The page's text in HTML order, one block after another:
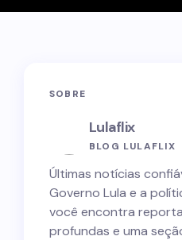
SOBRE
Lulaflix
BLOG LULAFLIX
Últimas notícias
Governo Lula e a
você encontra
profundas e uma